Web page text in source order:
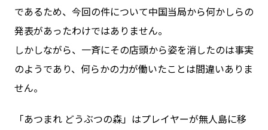
であるため、今回の件について中国当局から何かしらの
発表があったわけではありません。
しかしながら、一斉にその店頭から姿を消したのは事実
のようであり、何らかの力が働いたことは間違いありま
せん。
「あつまれ どうぶつの森」はプレイヤーが無人島に移